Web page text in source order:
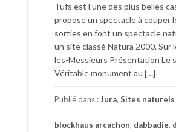
Tufs est l’une des plus belles
propose un spectacle à couper
sorties en font un spectacle
un site classé Natura 2000. Sur
les-Messieurs Présentation Le
Véritable monument au […]
Publié dans :Jura, Sites naturels
blockhaus arcachon, dabbadie,